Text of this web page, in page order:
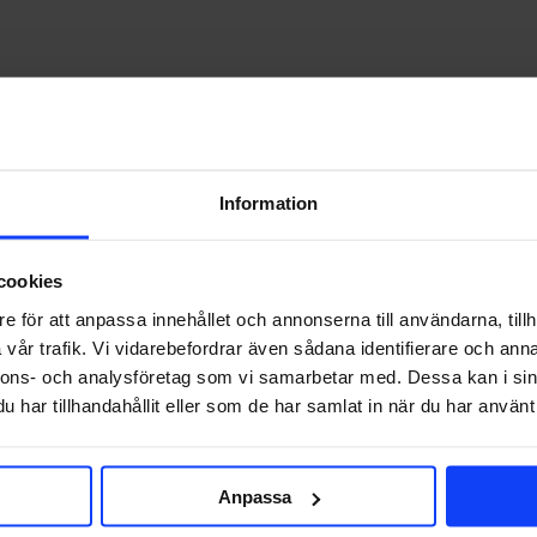
Information
för att anpassa innehållet och annonserna till användarna,
trafik. Vi vidarebefordrar även sådana identifierare och
och analysföretag som vi samarbetar med. Dessa kan i
har tillhandahållit eller som de har samlat in när du har
Anpassa
TIPS
sig till plattformens…